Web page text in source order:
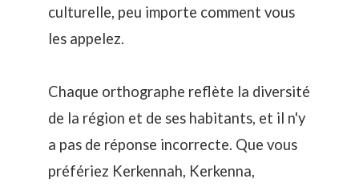
culturelle, peu importe comment vous
les appelez.
Chaque orthographe reflète la diversité
de la région et de ses habitants, et il n'y
a pas de réponse incorrecte. Que vous
préfériez Kerkennah, Kerkenna,